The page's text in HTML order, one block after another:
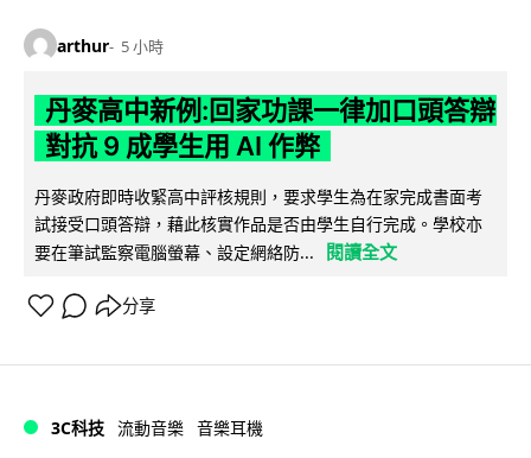
arthur 5 小時
丹麥高中新例:回家功課一律加口頭答辯
對抗 9 成學生用 AI 作弊
丹麥政府即時收緊高中評核規則，要求學生為在家完成書面考
試接受口頭答辯，藉此核實作品是否由學生自行完成。學校亦
要在筆試監察電腦螢幕、設定網絡防...
閱讀全文
分享
3C科技 流動音樂 音樂耳機